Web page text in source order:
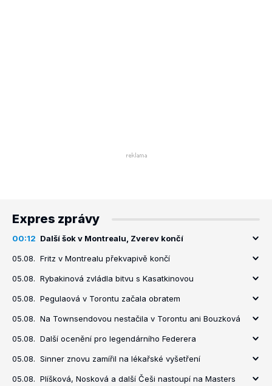
Expres zprávy
00:12 Další šok v Montrealu, Zverev končí
05.08. Fritz v Montrealu překvapivě končí
05.08. Rybakinová zvládla bitvu s Kasatkinovou
05.08. Pegulaová v Torontu začala obratem
05.08. Na Townsendovou nestačila v Torontu ani Bouzková
05.08. Další ocenění pro legendárního Federera
05.08. Sinner znovu zamířil na lékařské vyšetření
05.08. Plíšková, Nosková a další Češi nastoupí na Masters